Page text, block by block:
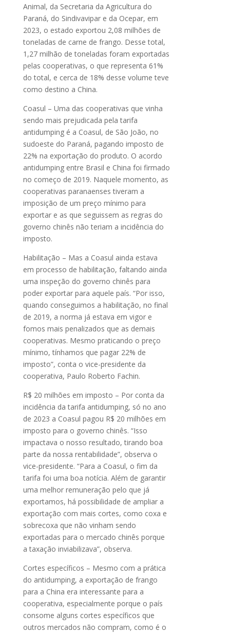
Animal, da Secretaria da Agricultura do
Paraná, do Sindivavipar e da Ocepar, em
2023, o estado exportou 2,08 milhões de
toneladas de carne de frango. Desse total,
1,27 milhão de toneladas foram exportadas
pelas cooperativas, o que representa 61%
do total, e cerca de 18% desse volume teve
como destino a China.
Coasul – Uma das cooperativas que vinha
sendo mais prejudicada pela tarifa
antidumping é a Coasul, de São João, no
sudoeste do Paraná, pagando imposto de
22% na exportação do produto. O acordo
antidumping entre Brasil e China foi firmado
no começo de 2019. Naquele momento, as
cooperativas paranaenses tiveram a
imposição de um preço mínimo para
exportar e as que seguissem as regras do
governo chinês não teriam a incidência do
imposto.
Habilitação – Mas a Coasul ainda estava
em processo de habilitação, faltando ainda
uma inspeção do governo chinês para
poder exportar para aquele país. “Por isso,
quando conseguimos a habilitação, no final
de 2019, a norma já estava em vigor e
fomos mais penalizados que as demais
cooperativas. Mesmo praticando o preço
mínimo, tínhamos que pagar 22% de
imposto”, conta o vice-presidente da
cooperativa, Paulo Roberto Fachin.
R$ 20 milhões em imposto – Por conta da
incidência da tarifa antidumping, só no ano
de 2023 a Coasul pagou R$ 20 milhões em
imposto para o governo chinês. “Isso
impactava o nosso resultado, tirando boa
parte da nossa rentabilidade”, observa o
vice-presidente. “Para a Coasul, o fim da
tarifa foi uma boa notícia. Além de garantir
uma melhor remuneração pelo que já
exportamos, há possibilidade de ampliar a
exportação com mais cortes, como coxa e
sobrecoxa que não vinham sendo
exportadas para o mercado chinês porque
a taxação inviabilizava”, observa.
Cortes específicos – Mesmo com a prática
do antidumping, a exportação de frango
para a China era interessante para a
cooperativa, especialmente porque o país
consome alguns cortes específicos que
outros mercados não compram, como é o